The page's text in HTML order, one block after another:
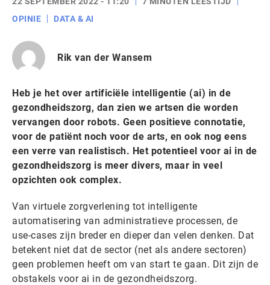
OPINIE
DATA & AI
Rik van der Wansem
Heb je het over artificiële intelligentie (ai) in de
gezondheidszorg, dan zien we artsen die worden
vervangen door robots. Geen positieve connotatie,
voor de patiënt noch voor de arts, en ook nog eens
een verre van realistisch. Het potentieel voor ai in de
gezondheidszorg is meer divers, maar in veel
opzichten ook complex.
Van virtuele zorgverlening tot intelligente
automatisering van administratieve processen, de
use-cases zijn breder en dieper dan velen denken. Dat
betekent niet dat de sector (net als andere sectoren)
geen problemen heeft om van start te gaan. Dit zijn de
obstakels voor ai in de gezondheidszorg.